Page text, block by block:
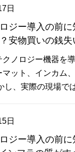
日
ジー導入の前
安物買いの銭
クノロジー機器を
ット、インカム
し、実際の現場で
日
ジー導入の前